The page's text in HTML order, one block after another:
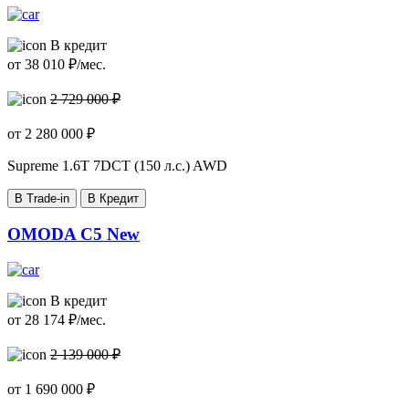
В кредит
от 38 010 ₽/мес.
2 729 000 ₽
от 2 280 000 ₽
Supreme 1.6T 7DCT (150 л.с.) AWD
В Trade-in В Кредит
OMODA C5 New
В кредит
от 28 174 ₽/мес.
2 139 000 ₽
от 1 690 000 ₽